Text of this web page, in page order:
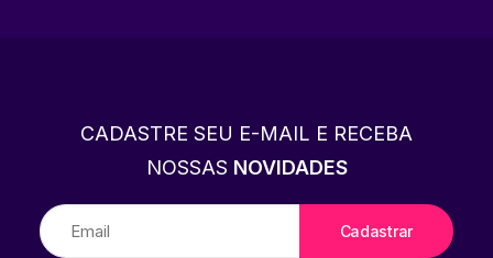
CADASTRE SEU E-MAIL E RECEBA
NOSSAS NOVIDADES